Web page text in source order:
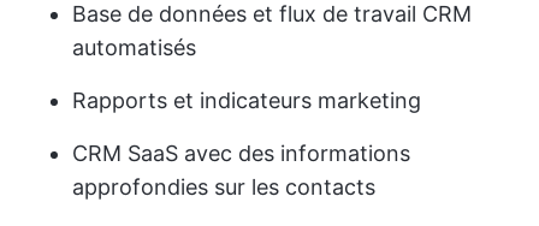
Base de données et flux de travail CRM
automatisés
Rapports et indicateurs marketing
CRM SaaS avec des informations
approfondies sur les contacts